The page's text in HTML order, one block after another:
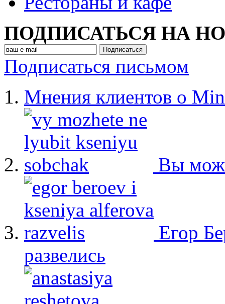
ПОДПИСАТЬСЯ НА
Подписаться письмом
Мнения клиентов о
Вы
Егор
развелись